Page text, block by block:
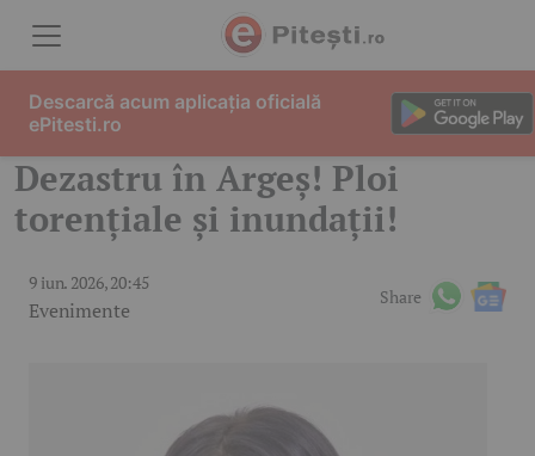
Dezastru în Argeș! Ploi
torențiale și inundații!
9 iun. 2026, 20:45
Evenimente
Share
Descarcă acum aplicația oficială
ePitesti.ro